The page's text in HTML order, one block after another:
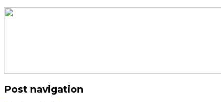
Post navigation